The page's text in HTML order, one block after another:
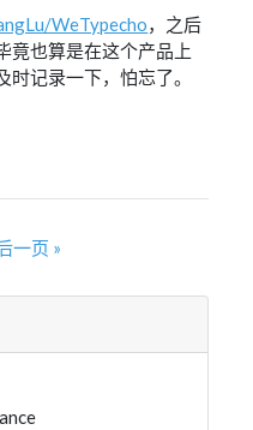
WeTypecho，之后
竟也算是在这个产品上
记录一下，怕忘了。
一页 »